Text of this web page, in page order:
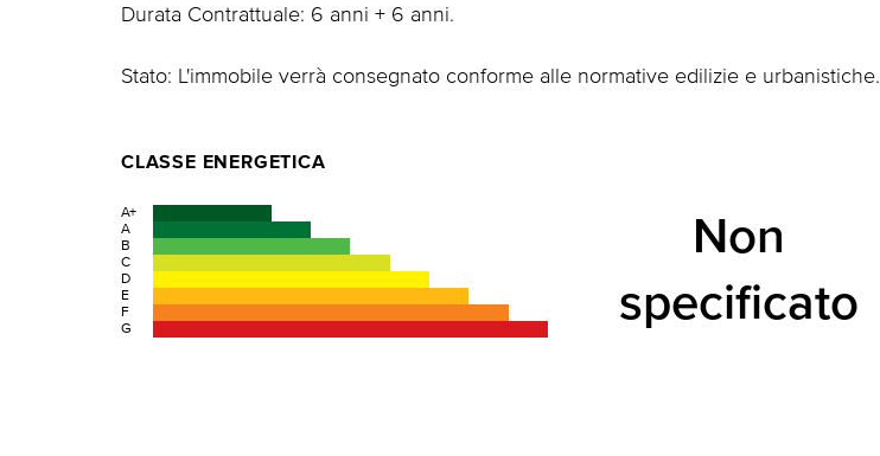
Durata Contrattuale: 6 anni + 6 anni.
Stato: L'immobile verrà consegnato conforme alle normative edilizie e urbanistiche.
CLASSE ENERGETICA
A+
A
B
C
D
E
F
G
Non
specificato